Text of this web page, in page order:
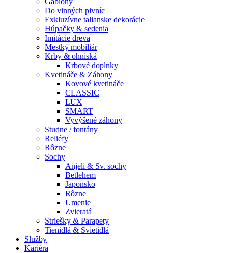
Do vinných pivníc
Exkluzívne talianske dekorácie
Húpačky & sedenia
Imitácie dreva
Mestký mobiliár
Krby & ohniská
Krbové doplnky
Kvetináče & Záhony
Kovové kvetináče
CLASSIC
LUX
SMART
Vyvýšené záhony
Studne / fontány
Reliéfy
Rôzne
Sochy
Anjeli & Sv. sochy
Betlehem
Japonsko
Rôzne
Umenie
Zvieratá
Striešky & Parapety
Tienidlá & Svietidlá
Služby
Kariéra